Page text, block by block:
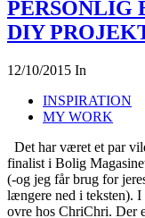
PERSONLIG
DIY
12/10/2015 In
INSPIRATION
MY WORK
Det har været et par
finalist i Bolig
(-og jeg får brug for
længere ned i teksten).
ovre hos ChriChri. Der